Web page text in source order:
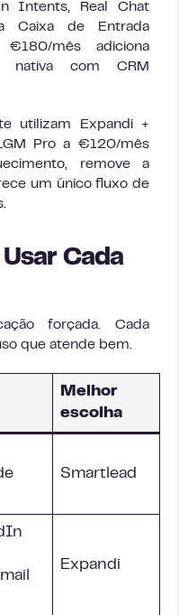
Intents, Real Chat
Caixa de Entrada
mês adiciona
nativa com CRM
utilizam Expandi +
Pro a €120/mês
remove a
um único fluxo de
Cada
forçada. Cada
que atende bem.
Melhor
escolha
Smartlead
Expandi